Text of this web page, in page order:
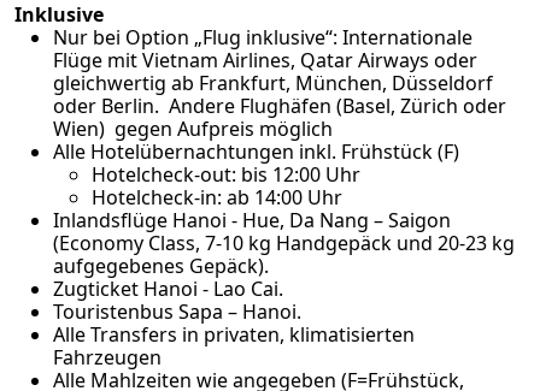
Inklusive
Nur bei Option „Flug inklusive“: Internationale
Flüge mit Vietnam Airlines, Qatar Airways oder
gleichwertig ab Frankfurt, München, Düsseldorf
oder Berlin. Andere Flughäfen (Basel, Zürich oder
Wien) gegen Aufpreis möglich
Alle Hotelübernachtungen inkl. Frühstück (F)
Hotelcheck-out: bis 12:00 Uhr
Hotelcheck-in: ab 14:00 Uhr
Inlandsflüge Hanoi - Hue, Da Nang – Saigon
(Economy Class, 7-10 kg Handgepäck und 20-23 kg
aufgegebenes Gepäck).
Zugticket Hanoi - Lao Cai.
Touristenbus Sapa – Hanoi.
Alle Transfers in privaten, klimatisierten
Fahrzeugen
Alle Mahlzeiten wie angegeben (F=Frühstück,